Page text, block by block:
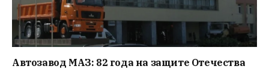
Автозавод МАЗ: 82 года на защите Отечества